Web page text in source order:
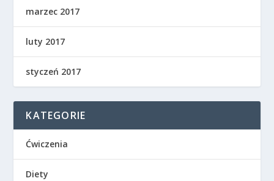
marzec 2017
luty 2017
styczeń 2017
KATEGORIE
Ćwiczenia
Diety